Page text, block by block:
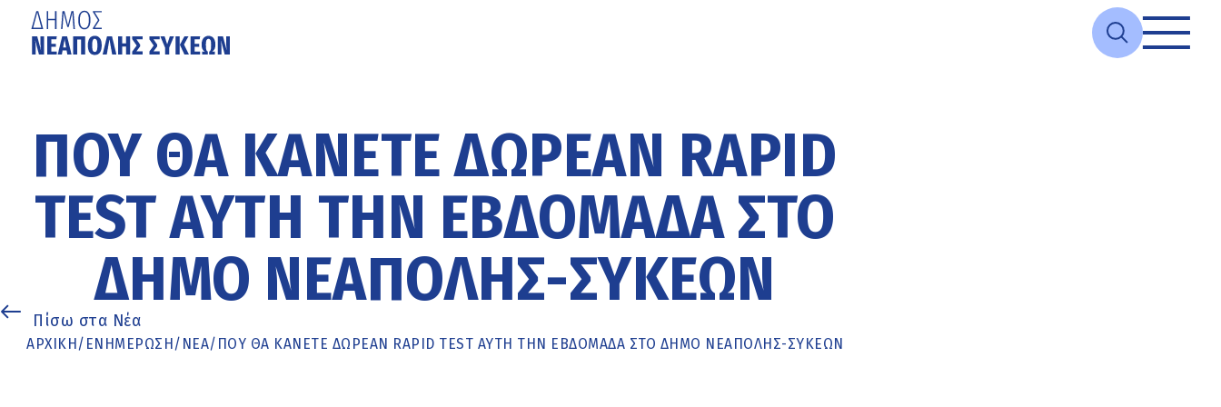
περιεχόμενο
ΠΟΎ ΘΑ ΚΆΝΕΤΕ ΔΩΡΕΆΝ RAPID
TEST ΑΥΤΉ ΤΗΝ ΕΒΔΟΜΆΔΑ ΣΤΟ
ΔΉΜΟ ΝΕΆΠΟΛΗΣ-ΣΥΚΕΏΝ
Πίσω στα Νέα
ΑΡΧΙΚΉ/ ΕΝΗΜΈΡΩΣΗ/ ΝΕΑ/ ΠΟΎ ΘΑ ΚΆΝΕΤΕ ΔΩΡΕΆΝ RAPID TEST ΑΥΤΉ ΤΗΝ ΕΒΔΟΜΆΔΑ ΣΤΟ ΔΉΜΟ ΝΕΆΠΟΛΗΣ-ΣΥΚΕΏΝ